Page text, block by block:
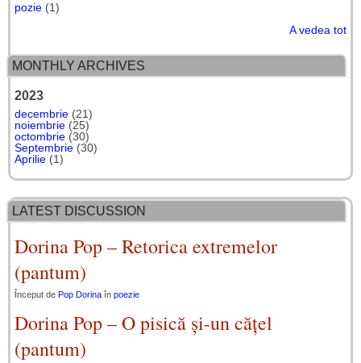
pozie (1)
A vedea tot
MONTHLY ARCHIVES
2023
decembrie (21)
noiembrie (25)
octombrie (30)
Septembrie (30)
Aprilie (1)
LATEST DISCUSSION
Dorina Pop – Retorica extremelor
(pantum)
Început de Pop Dorina în poezie
Dorina Pop – O pisică și-un cățel
(pantum)